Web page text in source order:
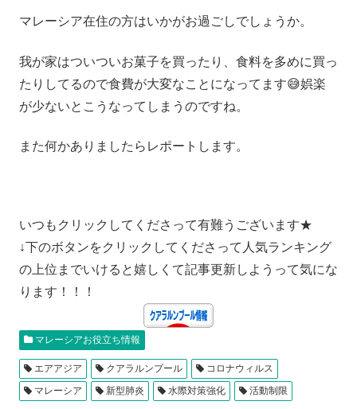
マレーシア在住の方はいかがお過ごしでしょうか。
我が家はついついお菓子を買ったり、食料を多めに買っ
たりしてるので食費が大変なことになってます😅娯楽
が少ないとこうなってしまうのですね。
また何かありましたらレポートします。
いつもクリックしてくださって有難うございます★
↓下のボタンをクリックしてくださって人気ランキング
の上位までいけると嬉しくて記事更新しようって気にな
ります！！！
マレーシアお役立ち情報
エアアジア クアラルンプール
コロナウィルス
マレーシア
新型肺炎 水際対策強化 活動制限